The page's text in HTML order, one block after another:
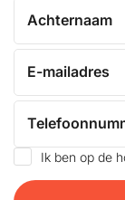
Achternaam
E-mailadres
Ik ben op de